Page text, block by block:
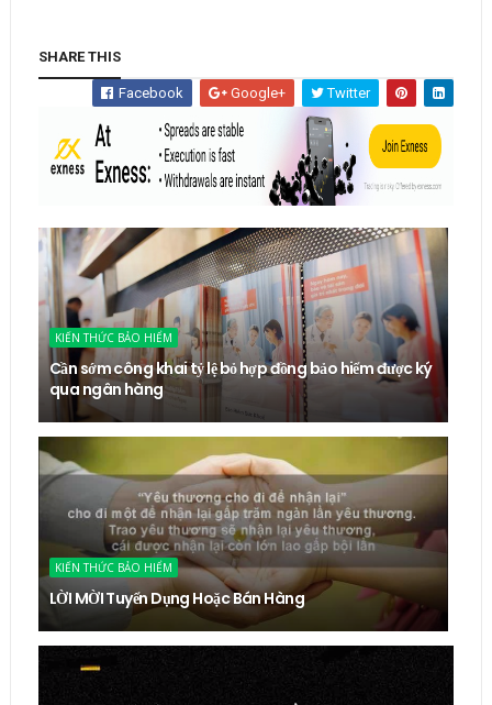
SHARE THIS
Facebook Google+ Twitter
KIẾN THỨC BẢO HIỂM
Cần sớm công khai tỷ lệ bỏ hợp đồng bảo hiểm được ký
qua ngân hàng
KIẾN THỨC BẢO HIỂM
LỜI MỜI Tuyển Dụng Hoặc Bán Hàng